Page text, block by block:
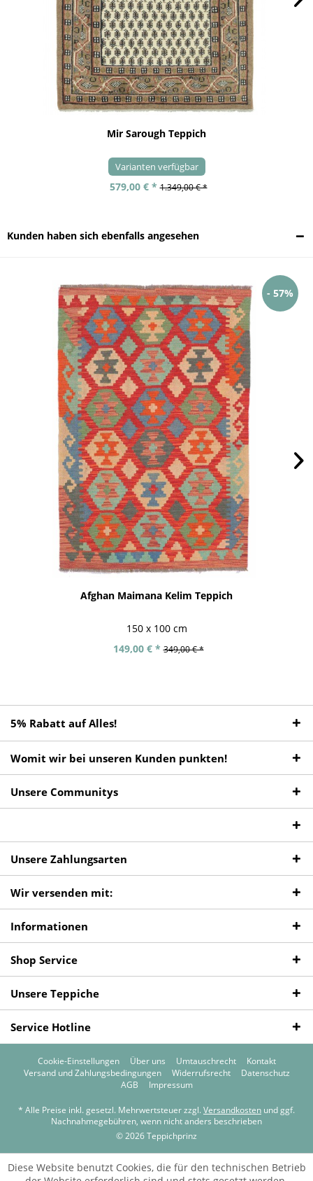
Mir Sarough Teppich
Varianten verfügbar
579,00 € * 1.349,00 € *
Kunden haben sich ebenfalls angesehen
- 57%
Afghan Maimana Kelim Teppich
150 x 100 cm
149,00 € * 349,00 € *
5% Rabatt auf Alles!
Womit wir bei unseren Kunden punkten!
Unsere Communitys
Unsere Zahlungsarten
Wir versenden mit:
Informationen
Shop Service
Unsere Teppiche
Service Hotline
Cookie-Einstellungen Über uns Umtauschrecht
Kontakt
Versand und Zahlungsbedingungen
Widerrufsrecht
Datenschutz
AGB
Impressum
* Alle Preise inkl. gesetzl. Mehrwertsteuer zzgl. Versandkosten und ggf.
Nachnahmegebühren, wenn nicht anders beschrieben
© 2026 Teppichprinz
Diese Website benutzt Cookies, die für den technischen Betrieb